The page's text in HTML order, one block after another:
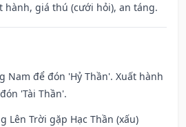
hành, giá thú (cưới hỏi), an táng.
Nam để đón 'Hỷ Thần'. Xuất hành
'Tài Thần'.
Lên Trời gặp Hạc Thần (xấu)